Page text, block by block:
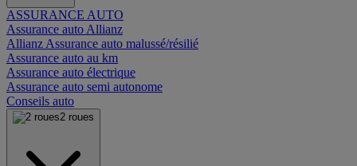
ASSURANCE AUTO
Assurance auto Allianz
Allianz Assurance auto malussé/résilié
Assurance auto au km
Assurance auto électrique
Assurance auto semi autonome
Conseils auto
2 roues